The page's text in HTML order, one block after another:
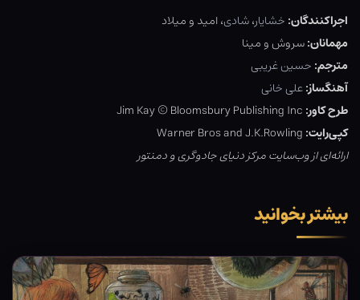
اجراکنندگان: خشایار،شادی، امید و میلاد
مهمانان:سروش و مینا
مترجم: حسین غریبی
آهنگساز:علی خانی
طرح کاور: Jim Kay © Bloomsbury Publishing Inc
کپی‌رایت: Warner Bros and J.K.Rowling
ارائه‌ای از وب‌سایت مرکز دنیای جادوگری و دمنتور
بیشتر بخوانید